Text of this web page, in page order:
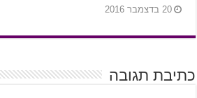
20 בדצמבר 2016
כתיבת תגובה